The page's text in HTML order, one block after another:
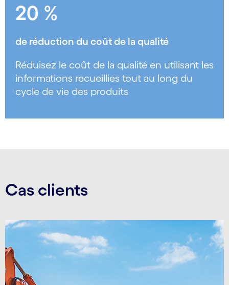
20 %
de réduction du coût de la qualité
Réduisez le coût de la qualité en utilisant les
informations recueillies tout au long du
cycle de vie des produits
Cas clients
Carousel starts